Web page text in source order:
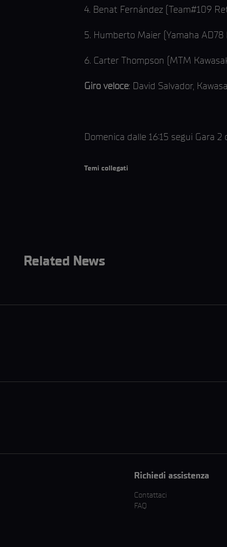
4. Benat Fernández (Team#109
5. Humberto Maier (Yamaha
6. Carter Thompson (MTM
Giro veloce: David Salvador,
Domenica dalle 16:15 segui Gara
Temi collegati
Related News
Richiedi assistenza
Contattaci
FAQ